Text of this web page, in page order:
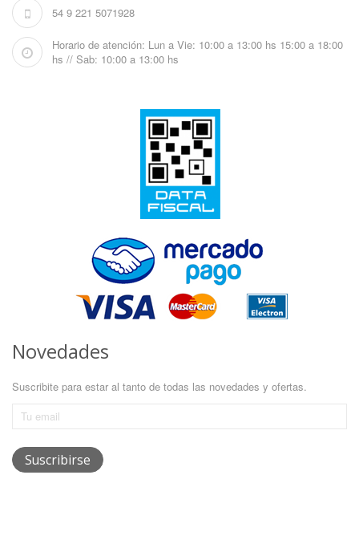
54 9 221 5071928
Horario de atención: Lun a Vie: 10:00 a 13:00 hs 15:00 a 18:00
hs // Sab: 10:00 a 13:00 hs
Novedades
Suscribite para estar al tanto de todas las novedades y ofertas.